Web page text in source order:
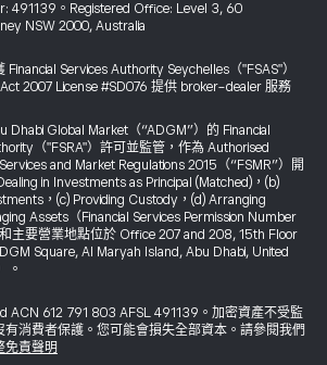
491139。Registered Office: Level 3, 60
NSW 2000, Australia
Financial Services Authority Seychelles（"FSAS"）
2007 License #SD076 提供 broker-dealer 服務
Dhabi Global Market（“ADGM”）的 Financial
（"FSRA"）許可並監管，作為 Authorised
and Market Regulations 2015（“FSMR”）開
in Investments as Principal (Matched)，(b)
，(c) Providing Custody，(d) Arranging
Assets（Financial Services Permission Number
主要營業地點位於 Office 207 and 208, 15th Floor
Square, Al Maryah Island, Abu Dhabi, United
。
ACN 612 791 803 AFSL 491139。加密資產不受監
消費者保護。您可能會損失全部資本。請參閱我們
免責聲明